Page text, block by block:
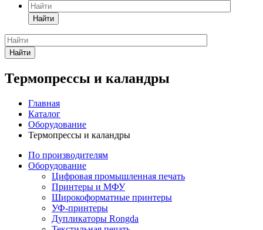
Найти
Найти
Термопрессы и каландры
Главная
Каталог
Оборудование
Термопрессы и каландры
По производителям
Оборудование
Цифровая промышленная печать
Принтеры и МФУ
Широкоформатные принтеры
УФ-принтеры
Дупликаторы Rongda